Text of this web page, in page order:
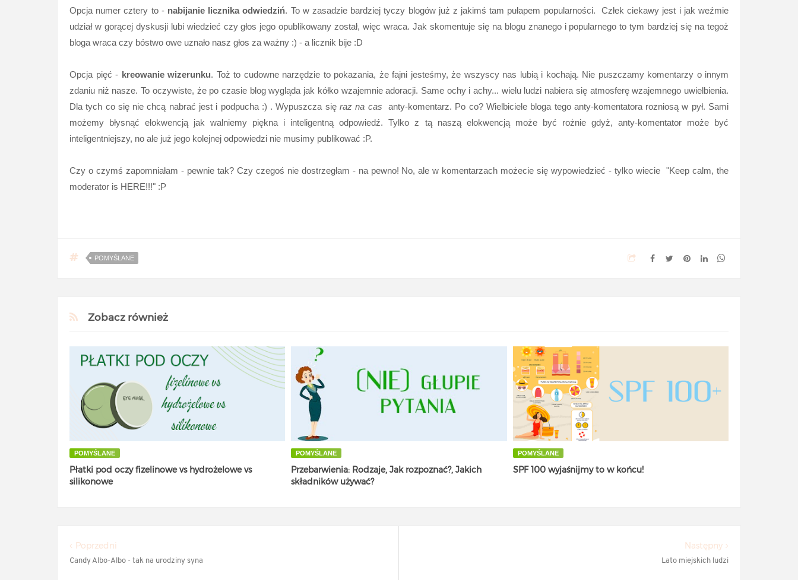
Opcja numer cztery to - nabijanie licznika odwiedziń. To w zasadzie bardziej tyczy blogów już z jakimś tam pułapem popularności. Człek ciekawy jest i jak weźmie
udział w gorącej dyskusji lubi wiedzieć czy głos jego opublikowany został, więc wraca. Jak skomentuje się na blogu znanego i popularnego to tym bardziej się na tegoż
bloga wraca czy bóstwo owe uznało nasz głos za ważny :) - a licznik bije :D
Opcja pięć - kreowanie wizerunku. Toż to cudowne narzędzie to pokazania, że fajni jesteśmy, że wszyscy nas lubią i kochają. Nie puszczamy komentarzy o innym
zdaniu niż nasze. To oczywiste, że po czasie blog wygląda jak kółko wzajemnie adoracji. Same ochy i achy... wielu ludzi nabiera się atmosferę wzajemnego uwielbienia.
Dla tych co się nie chcą nabrać jest i podpucha :) . Wypuszcza się raz na cas
anty-komentarz. Po co? Wielbiciele bloga tego anty-komentatora rozniosą w pył. Sami
możemy błysnąć elokwencją jak walniemy piękna i inteligentną odpowiedź. Tylko z tą naszą elokwencją może być rożnie gdyż, anty-komentator może być
inteligentniejszy, no ale już jego kolejnej odpowiedzi nie musimy publikować :P.
Czy o czymś zapomniałam - pewnie tak? Czy czegoś nie dostrzegłam - na pewno! No, ale w komentarzach możecie się wypowiedzieć - tylko wiecie "Keep calm, the
moderator is HERE!!!" :P
POMYŚLANE
Zobacz również
POMYŚLANE
Płatki pod oczy fizelinowe vs hydrożelowe vs
silikonowe
POMYŚLANE
Przebarwienia: Rodzaje, Jak rozpoznać?, Jakich
składników używać?
POMYŚLANE
SPF 100 wyjaśnijmy to w końcu!
Następny
Lato miejskich ludzi
Poprzedni
Candy Albo-Albo - tak na urodziny syna